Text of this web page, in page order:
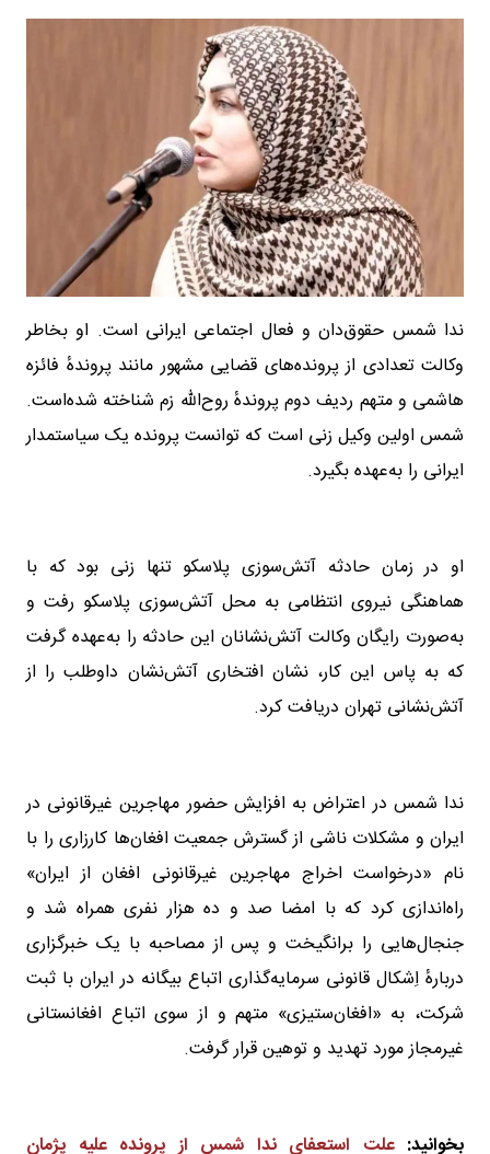
ندا شمس حقوق‌دان و فعال اجتماعی ایرانی است. او بخاطر
وکالت تعدادی از پرونده‌های قضایی مشهور مانند پروندهٔ فائزه
هاشمی و متهم ردیف دوم پروندهٔ روح‌الله زم شناخته شده‌است.
شمس اولین وکیل زنی است که توانست پرونده یک سیاستمدار
ایرانی را به‌عهده بگیرد.
او در زمان حادثه آتش‌سوزی پلاسکو تنها زنی بود که با
هماهنگی نیروی انتظامی به محل آتش‌سوزی پلاسکو رفت و
به‌صورت رایگان وکالت آتش‌نشانان این حادثه را به‌عهده گرفت
که به پاس این کار، نشان افتخاری آتش‌نشان داوطلب را از
آتش‌نشانی تهران دریافت کرد.
ندا شمس در اعتراض به افزایش حضور مهاجرین غیرقانونی در
ایران و مشکلات ناشی از گسترش جمعیت افغان‌ها کارزاری را با
نام «درخواست اخراج مهاجرین غیرقانونی افغان از ایران»
راه‌اندازی کرد که با امضا صد و ده هزار نفری همراه شد و
جنجال‌هایی را برانگیخت و پس از مصاحبه با یک خبرگزاری
دربارهٔ اِشکال قانونی سرمایه‌گذاری اتباع بیگانه در ایران با ثبت
شرکت، به «افغان‌ستیزی» متهم و از سوی اتباع افغانستانی
غیرمجاز مورد تهدید و توهین قرار گرفت.
بخوانید:علت استعفای ندا شمس از پرونده علیه پژمان